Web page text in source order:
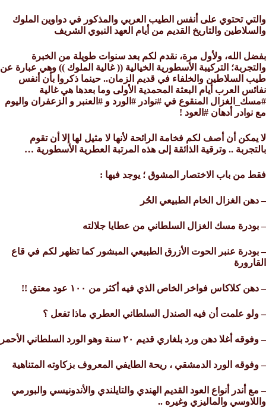
والتي تحتوي‏ على أنفس الطيب العربي والمذكور في دواوين الملوك
والسلاطين والتاريخ القديم من أيام العهد النبوي الشريف
بفضل الله، ولأول مرة، نقدم لكم بعد سنوات طويلة من الخبرة
والتجربة؛ التركيبة الأسطورية الخيالية (( غالية الملوك )) وهي عبارة عن
طيب السلاطين والخلفاء في قديم الزمان.. حينما ذكروا بأن أنفس
نفائس العرب أيام البعثة المحمدية الأولى وما بعدها هي غالية
#مسك_الغزال المنقوع في #نوادر #الورد و #العنبر و الزعفران واليوم
مع نوادر أدهان #العود !
لا يمكن أن أصف لكم فخامة الرائحة لأنها لا مثيل لها إلا أن تقوم
بالتجربة .. وترقية الذائقة إلى هذه المرتبة العطرية الأسطورية …
فقط من باب الاختصار المشوق ؛ يوجد فيها :
– دهن الغزال الخام الطبيعي الحُر
– بودرة مسك الغزال السلطاني من عطايا جلالته
– بودرة عنبر الحوت الأزرق الطبيعي المبشور كما تظهر لكم في قاع
القارورة
– دهن كلاكاس فواخر الخاص الذي فيه أكثر من ١٠٠ عود معتق !!
– ولو علمت أن فيه الصندل السلطاني العطري ماذا تفعل ؟
– وفوقه أغلا دهن ورد بلغاري قديم ٢٠ سنة وهو الورد السلطاني الأحمر
– وفوقه الورد الدمشقي ، ريحة الطايفي المعروف بزكاوته المتناهية
– مع أندر أنواع العود القديم الهندي والتايلندي والأندونيسي والبورمي
واللاوسي والماليزي وغيره ..